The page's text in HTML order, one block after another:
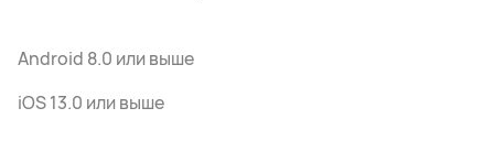
Android 8.0 или выше
iOS 13.0 или выше